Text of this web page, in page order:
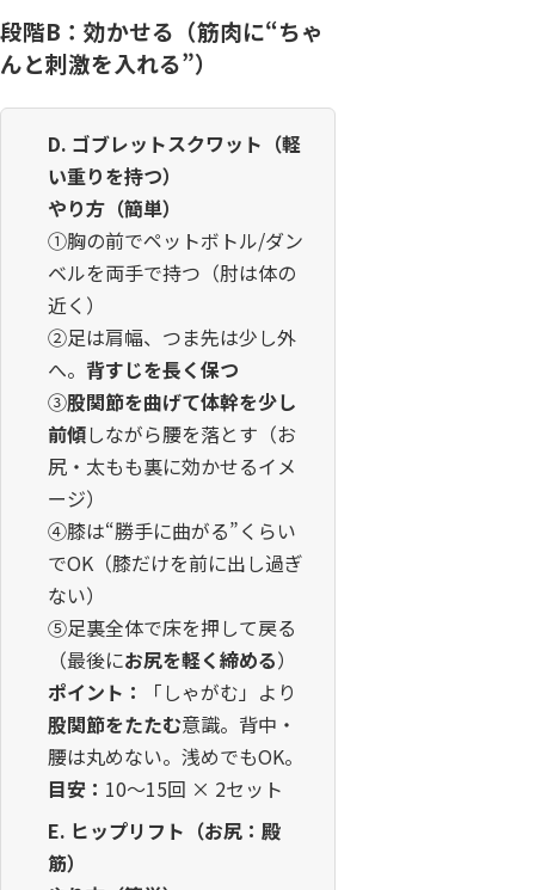
段階B：効かせる（筋肉に“ちゃ
んと刺激を入れる”）
D. ゴブレットスクワット（軽
い重りを持つ）
やり方（簡単）
①胸の前でペットボトル/ダン
ベルを両手で持つ（肘は体の
近く）
②足は肩幅、つま先は少し外
へ。 背すじを長く保つ
③股関節を曲げて体幹を少し
前傾しながら腰を落とす（お
尻・太もも裏に効かせるイメ
ージ）
④膝は“勝手に曲がる”くらい
でOK（膝だけを前に出し過ぎ
ない）
⑤足裏全体で床を押して戻る
（最後にお尻を軽く締める）
ポイント：
「しゃがむ」より
股関節をたたむ意識。背中・
腰は丸めない。浅めでもOK。
目安： 10〜15回 × 2セット
E. ヒップリフト（お尻：殿
筋）